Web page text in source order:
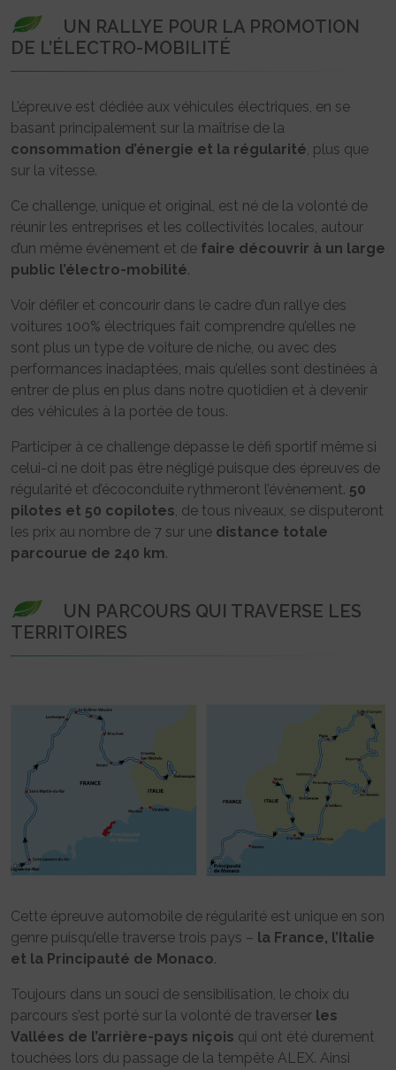
UN RALLYE POUR LA PROMOTION
DE L’ÉLECTRO-MOBILITÉ
L’épreuve est dédiée aux véhicules électriques, en se
basant principalement sur la maîtrise de la
consommation d’énergie et la régularité, plus que
sur la vitesse.
Ce challenge, unique et original, est né de la volonté de
réunir les entreprises et les collectivités locales, autour
d’un même évènement et de faire découvrir à un large
public l’électro-mobilité.
Voir défiler et concourir dans le cadre d’un rallye des
voitures 100% électriques fait comprendre qu’elles ne
sont plus un type de voiture de niche, ou avec des
performances inadaptées, mais qu’elles sont destinées à
entrer de plus en plus dans notre quotidien et à devenir
des véhicules à la portée de tous.
Participer à ce challenge dépasse le défi sportif même si
celui-ci ne doit pas être négligé puisque des épreuves de
régularité et d’écoconduite rythmeront l’évènement. 50
pilotes et 50 copilotes, de tous niveaux, se disputeront
les prix au nombre de 7 sur une distance totale
parcourue de 240 km.
UN PARCOURS QUI TRAVERSE LES
TERRITOIRES
Cette épreuve automobile de régularité est unique en son
genre puisqu’elle traverse trois pays – la France, l’Italie
et la Principauté de Monaco.
Toujours dans un souci de sensibilisation, le choix du
parcours s’est porté sur la volonté de traverser les
Vallées de l’arrière-pays niçois qui ont été durement
touchées lors du passage de la tempête ALEX. Ainsi